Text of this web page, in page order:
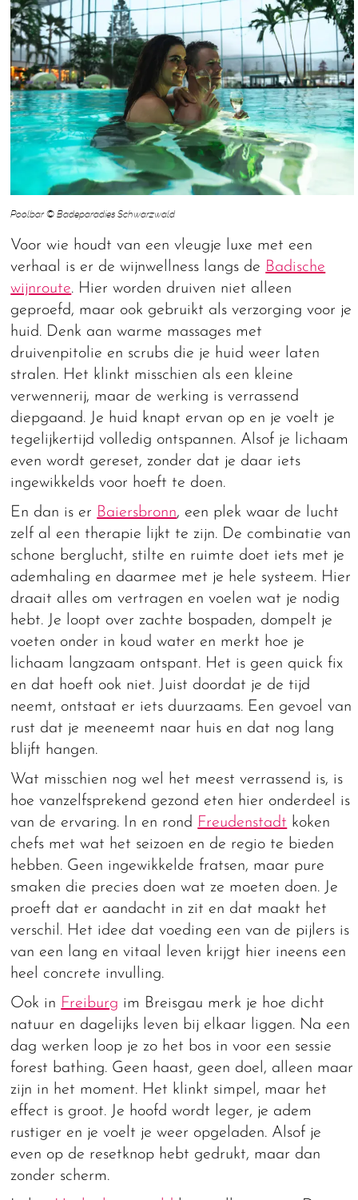
Poolbar © Badeparadies Schwarzwald
Voor wie houdt van een vleugje luxe met een
verhaal is er de wijnwellness langs de Badische
wijnroute. Hier worden druiven niet alleen
geproefd, maar ook gebruikt als verzorging voor je
huid. Denk aan warme massages met
druivenpitolie en scrubs die je huid weer laten
stralen. Het klinkt misschien als een kleine
verwennerij, maar de werking is verrassend
diepgaand. Je huid knapt ervan op en je voelt je
tegelijkertijd volledig ontspannen. Alsof je lichaam
even wordt gereset, zonder dat je daar iets
ingewikkelds voor hoeft te doen.
En dan is er Baiersbronn, een plek waar de lucht
zelf al een therapie lijkt te zijn. De combinatie van
schone berglucht, stilte en ruimte doet iets met je
ademhaling en daarmee met je hele systeem. Hier
draait alles om vertragen en voelen wat je nodig
hebt. Je loopt over zachte bospaden, dompelt je
voeten onder in koud water en merkt hoe je
lichaam langzaam ontspant. Het is geen quick fix
en dat hoeft ook niet. Juist doordat je de tijd
neemt, ontstaat er iets duurzaams. Een gevoel van
rust dat je meeneemt naar huis en dat nog lang
blijft hangen.
Wat misschien nog wel het meest verrassend is, is
hoe vanzelfsprekend gezond eten hier onderdeel is
van de ervaring. In en rond Freudenstadt koken
chefs met wat het seizoen en de regio te bieden
hebben. Geen ingewikkelde fratsen, maar pure
smaken die precies doen wat ze moeten doen. Je
proeft dat er aandacht in zit en dat maakt het
verschil. Het idee dat voeding een van de pijlers is
van een lang en vitaal leven krijgt hier ineens een
heel concrete invulling.
Ook in Freiburg im Breisgau merk je hoe dicht
natuur en dagelijks leven bij elkaar liggen. Na een
dag werken loop je zo het bos in voor een sessie
forest bathing. Geen haast, geen doel, alleen maar
zijn in het moment. Het klinkt simpel, maar het
effect is groot. Je hoofd wordt leger, je adem
rustiger en je voelt je weer opgeladen. Alsof je
even op de resetknop hebt gedrukt, maar dan
zonder scherm.